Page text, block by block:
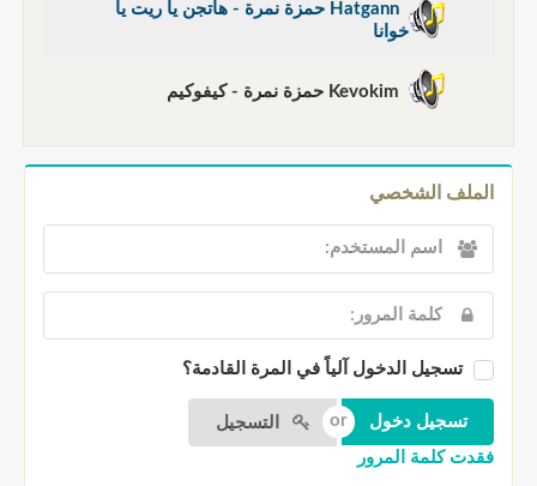
Hatgann حمزة نمرة - هاتجن يا ريت يا
خوانا
الملف الشخصي
تسجيل الدخول آلياً في المرة القادمة؟
التسجيل
فقدت كلمة المرور